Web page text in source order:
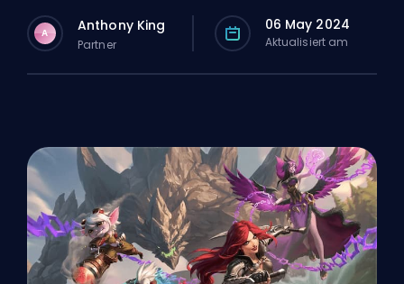
A Anthony King
Partner
06 May 2024
Aktualisiert am